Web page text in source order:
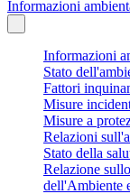
Informazioni
Informazioni
Stato
Fattori
Misure
Misure a
Relazioni
Stato della
Relazione
dell'Ambiente